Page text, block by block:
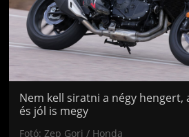
Nem kell siratni a négy hengert,
és jól is megy
Fotó: Zep Gori / Honda